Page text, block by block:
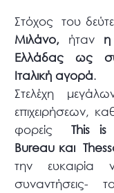
Στόχος του
Μιλάνο, ήταν
Ελλάδας ως
Ιταλική αγορά.
Στελέχη
επιχειρήσεων,
φορείς
This is
Bureau και
την
συναντήσεις-